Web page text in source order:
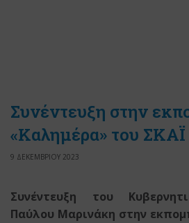
Συνέντευξη στην
«Καλημέρα» του ΣΚΑΪ
9 ΔΕΚΕΜΒΡΙΟΥ 2023
Συνέντευξη του
Παύλου Μαρινάκη στην